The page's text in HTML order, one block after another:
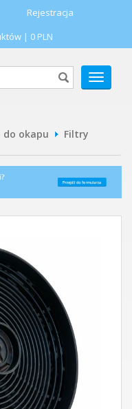
Rejestracja
| 0 PLN
POKAŻ
MENU
do okapu Filtry